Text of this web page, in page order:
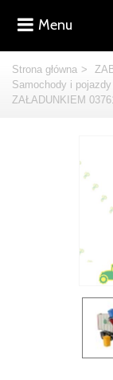
Menu
Strona główna >
Samochody i
ZAŁADUNKIEM